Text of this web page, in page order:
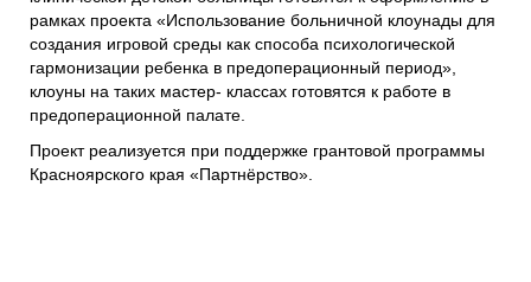
рамках проекта «Использование больничной клоунады для
создания игровой среды как способа психологической
гармонизации ребенка в предоперационный период»,
клоуны на таких мастер- классах готовятся к работе в
предоперационной палате.
Проект реализуется при поддержке грантовой программы
Красноярского края «Партнёрство».